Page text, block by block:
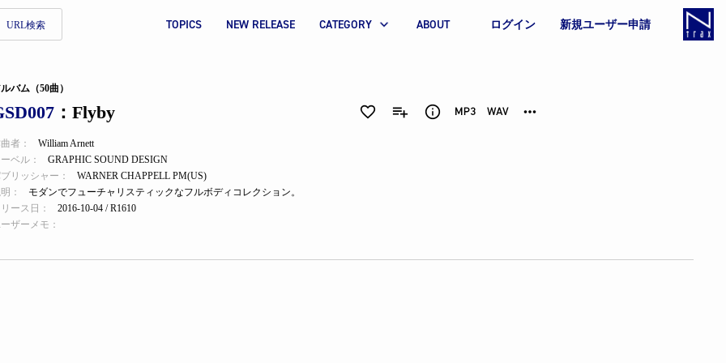
URL検索 TOPICS NEW RELEASE CATEGORY ABOUT ログイン 新規ユーザー申請
バム（50曲）
：Flyby
者：
William Arnett
ベル：
GRAPHIC SOUND DESIGN
リッシャー：
WARNER CHAPPELL PM(US)
：
モダンでフューチャリスティックなフルボディコレクション。
ース日：
2016-10-04 / R1610
ザーメモ：